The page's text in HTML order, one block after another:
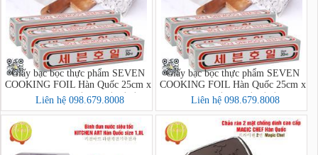
Giấy bạc bọc thực phẩm SEVEN
COOKING FOIL Hàn Quốc 25cm x
30 lá = 12m - 세븐호일(명진)
25cm x 30호
Liên hệ 098.679.8008
Giấy bạc bọc thực phẩm SEVEN
COOKING FOIL Hàn Quốc 25cm x
20 lá = 8m - 세븐호일(명진) 25cm
x 20호
Liên hệ 098.679.8008